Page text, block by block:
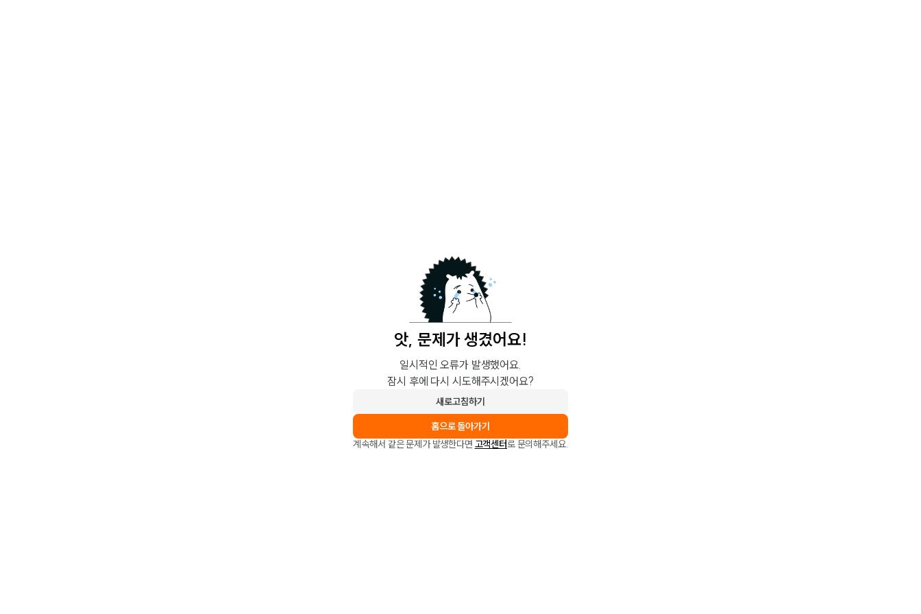
앗, 문제가 생겼어요!
일시적인 오류가 발생했어요.
잠시 후에 다시 시도해주시겠어요?
새로고침하기
홈으로 돌아가기
계속해서 같은 문제가 발생한다면 고객센터로 문의해주세요.